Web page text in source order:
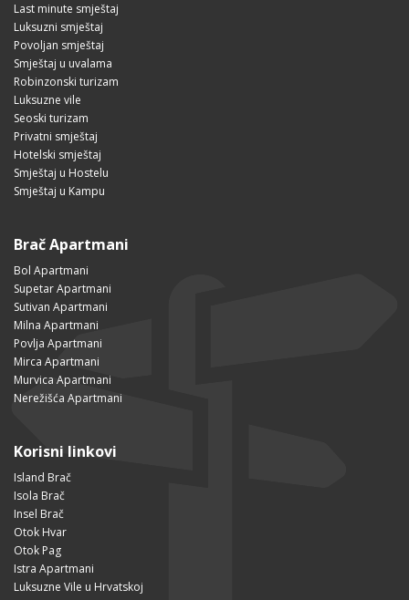
Last minute smještaj
Luksuzni smještaj
Povoljan smještaj
Smještaj u uvalama
Robinzonski turizam
Luksuzne vile
Seoski turizam
Privatni smještaj
Hotelski smještaj
Smještaj u Hostelu
Smještaj u Kampu
Brač Apartmani
Bol Apartmani
Supetar Apartmani
Sutivan Apartmani
Milna Apartmani
Povlja Apartmani
Mirca Apartmani
Murvica Apartmani
Nerežišća Apartmani
Korisni linkovi
Island Brač
Isola Brač
Insel Brač
Otok Hvar
Otok Pag
Istra Apartmani
Luksuzne Vile u Hrvatskoj